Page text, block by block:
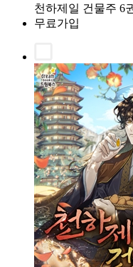
천하제일 건물주 6
무료가입